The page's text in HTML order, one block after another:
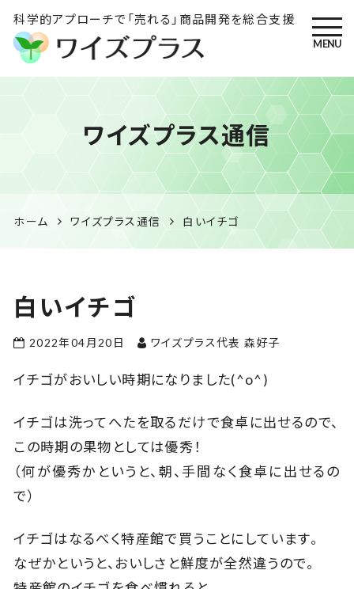
科学的アプローチで「売れる」商品開発を総合支援
ワイズプラス｜鹿児島の特産
品開発・HACCP衛生管理・食
品表示の専門コンサル
MENU
ワイズプラス通信
ホーム ワイズプラス通信 白いイチゴ
白いイチゴ
2022年04月20日 ワイズプラス代表 森好子
イチゴがおいしい時期になりました(^o^)
イチゴは洗ってへたを取るだけで食卓に出せるので、
この時期の果物としては優秀！
（何が優秀かというと、朝、手間なく食卓に出せるの
で）
イチゴはなるべく特産館で買うことにしています。
なぜかというと、おいしさと鮮度が全然違うので。